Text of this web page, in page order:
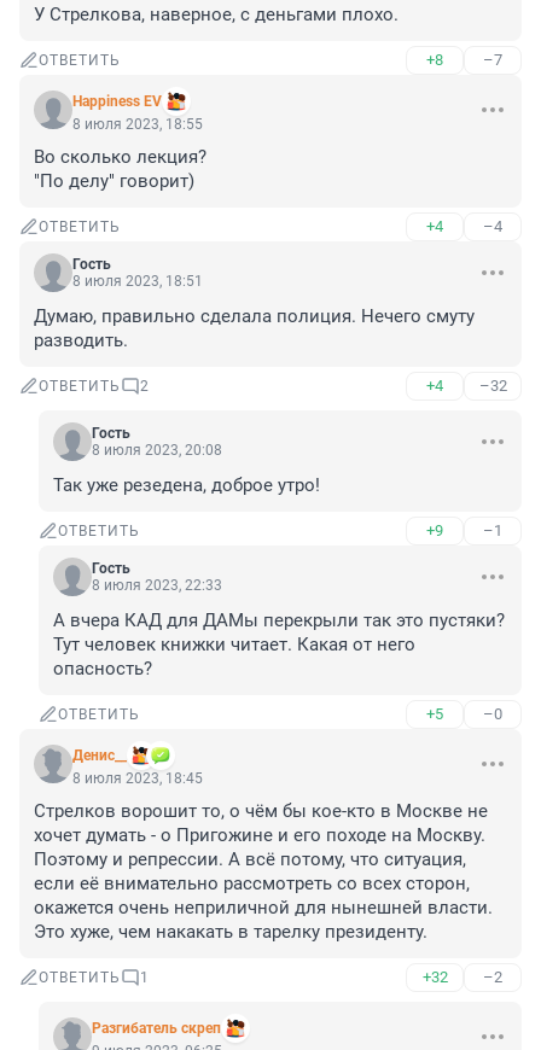
У Стрелкова, наверное, с деньгами плохо.
ОТВЕТИТЬ +8 –7
Happiness EV
8 июля 2023, 18:55
Во сколько лекция?
"По делу" говорит)
ОТВЕТИТЬ +4 –4
Гость
8 июля 2023, 18:51
Думаю, правильно сделала полиция. Нечего смуту
разводить.
ОТВЕТИТЬ 2 +4 –32
Гость
8 июля 2023, 20:08
Так уже резедена, доброе утро!
ОТВЕТИТЬ +9 –1
Гость
8 июля 2023, 22:33
А вчера КАД для ДАМы перекрыли так это пустяки?
Тут человек книжки читает. Какая от него
опасность?
ОТВЕТИТЬ +5 –0
Денис__
8 июля 2023, 18:45
Стрелков ворошит то, о чём бы кое-кто в Москве не
хочет думать - о Пригожине и его походе на Москву.
Поэтому и репрессии. А всё потому, что ситуация,
если её внимательно рассмотреть со всех сторон,
окажется очень неприличной для нынешней власти.
Это хуже, чем накакать в тарелку президенту.
ОТВЕТИТЬ 1 +32 –2
Разгибатель скреп